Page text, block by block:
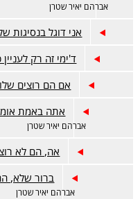
אברהם יאיר שטרן
אני דוגל בנסיגות
ד'ימי זה רק
אם הם רוצים
אתה באמת
אברהם יאיר שטרן
אה, הם לא
ברור שלא,
אברהם יאיר שטרן